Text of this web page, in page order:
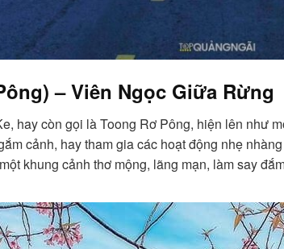
– Viên Ngọc Giữa Rừng
hay còn gọi là Toong Rơ Pông, hiện lên như
cảnh, hay tham gia các hoạt động nhẹ
khung cảnh thơ mộng, lãng mạn, làm say